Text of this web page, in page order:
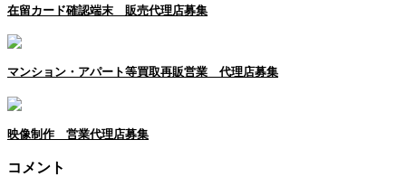
在留カード確認端末 販売代理店募集
マンション・アパート等買取再販営業 代理店募集
映像制作 営業代理店募集
コメント